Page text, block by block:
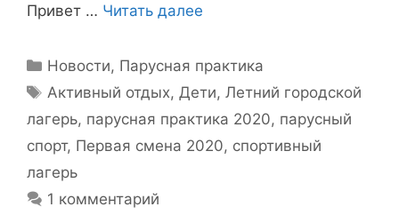
Привет … Читать далее
Рубрики
Новости, Парусная практика
Метки
Активный отдых,Дети,Летний городской
лагерь, парусная практика 2020, парусный
спорт, Первая смена 2020, спортивный
лагерь
1 комментарий